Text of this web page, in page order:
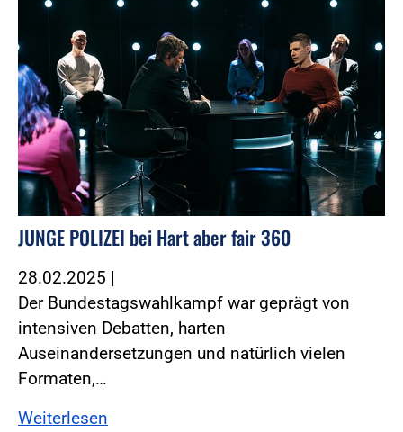
JUNGE POLIZEI bei Hart aber fair 360
28.02.2025 |
Der Bundestagswahlkampf war geprägt von
intensiven Debatten, harten
Auseinandersetzungen und natürlich vielen
Formaten,…
Weiterlesen